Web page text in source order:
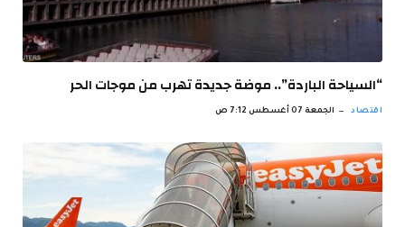
“السياحة الباردة”.. موضة جديدة تهرب من موجات الحر
اقتصاد الجمعة 07 أغسطس 7:12 ص